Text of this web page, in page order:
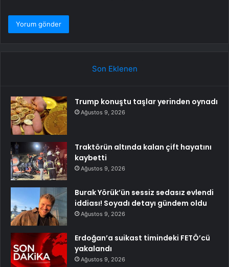
Son Eklenen
Trump konuştu taşlar yerinden oynadı
Ağustos 9, 2026
Traktörün altında kalan çift hayatını
kaybetti
Ağustos 9, 2026
Burak Yörük’ün sessiz sedasız evlendi
iddiası! Soyadı detayı gündem oldu
Ağustos 9, 2026
Erdoğan’a suikast timindeki FETÖ’cü
yakalandı
Ağustos 9, 2026